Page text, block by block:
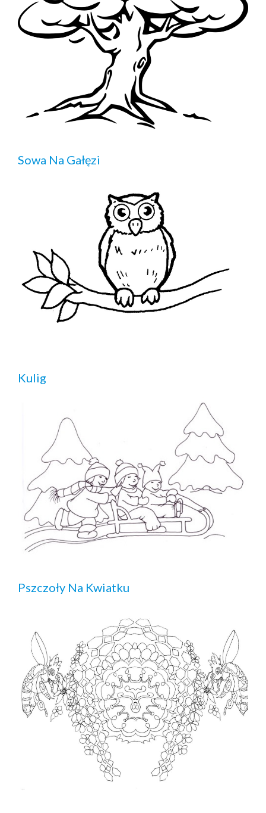
Sowa Na Gałęzi
Kulig
Pszczoły Na Kwiatku